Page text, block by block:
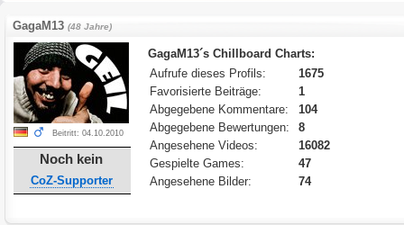
GagaM13(48 Jahre)
Beitritt: 04.10.2010
Noch kein
CoZ-Supporter
GagaM13´s Chillboard Charts:
Aufrufe dieses Profils:
1675
Favorisierte Beiträge:
1
Abgegebene Kommentare:
104
Abgegebene Bewertungen:
8
Angesehene Videos:
16082
Gespielte Games:
47
Angesehene Bilder:
74